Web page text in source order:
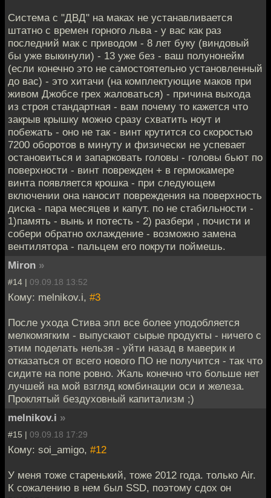
Система с "ДВД" на маках не устанавливается
штатно с времен горного льва - у вас как раз
последний мак с приводом - 8 лет буку (виндовый
бы уже выкинули) - 13 уже без - ваш полунонейм
(если конечно это не самостоятельно установленный
до вас) - это хитачи (на комплектующие маков при
живом Джобсе грех жаловаться) - причина выхода
из строя стандартная - вам почему то кажется что
закрыв крышку можно сразу схватить ноут и
побежать - оно не так - винт крутится со скоростью
7200 оборотов в минуту и физически не успевает
остановиться и запарковать головы - головы бьют по
поверхности - винт поврежден + в гермокамере
винта появляется крошка - при следующем
включении она наносит повреждения на поверхность
диска - пара месяцев и капут. по не стабильности -
1)память - вынь и потесть - 2) разбери , почисти и
собери обратно охлаждение - возможно замена
вентилятора - пальцем его покрути поймешь.
Miron »
#14 | 09.09.18 13:52
Кому: melnikov.i, #3
После ухода Стива эпл все более уподобляется
мелкомягким - выпускают сырые продукты - ничего с
этим поделать нельзя - уйти назад в маверик и
отказаться от всего нового ПО не получится - так что
сидите на попе ровно. Жаль конечно что больше нет
лучшей на мой взгляд комбинации оси и железа.
Проклятый бездуховный капитализм ;)
melnikov.i »
#15 | 09.09.18 17:29
Кому: soi_amigo, #12
У меня тоже старенький, тоже 2012 года. только Air.
К сожалению в нем был SSD, поэтому сдох он